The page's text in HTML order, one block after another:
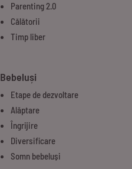
Parenting 2.0
Călătorii
Timp liber
Bebeluși
Etape de dezvoltare
Alăptare
Îngrijire
Diversificare
Somn bebeluși